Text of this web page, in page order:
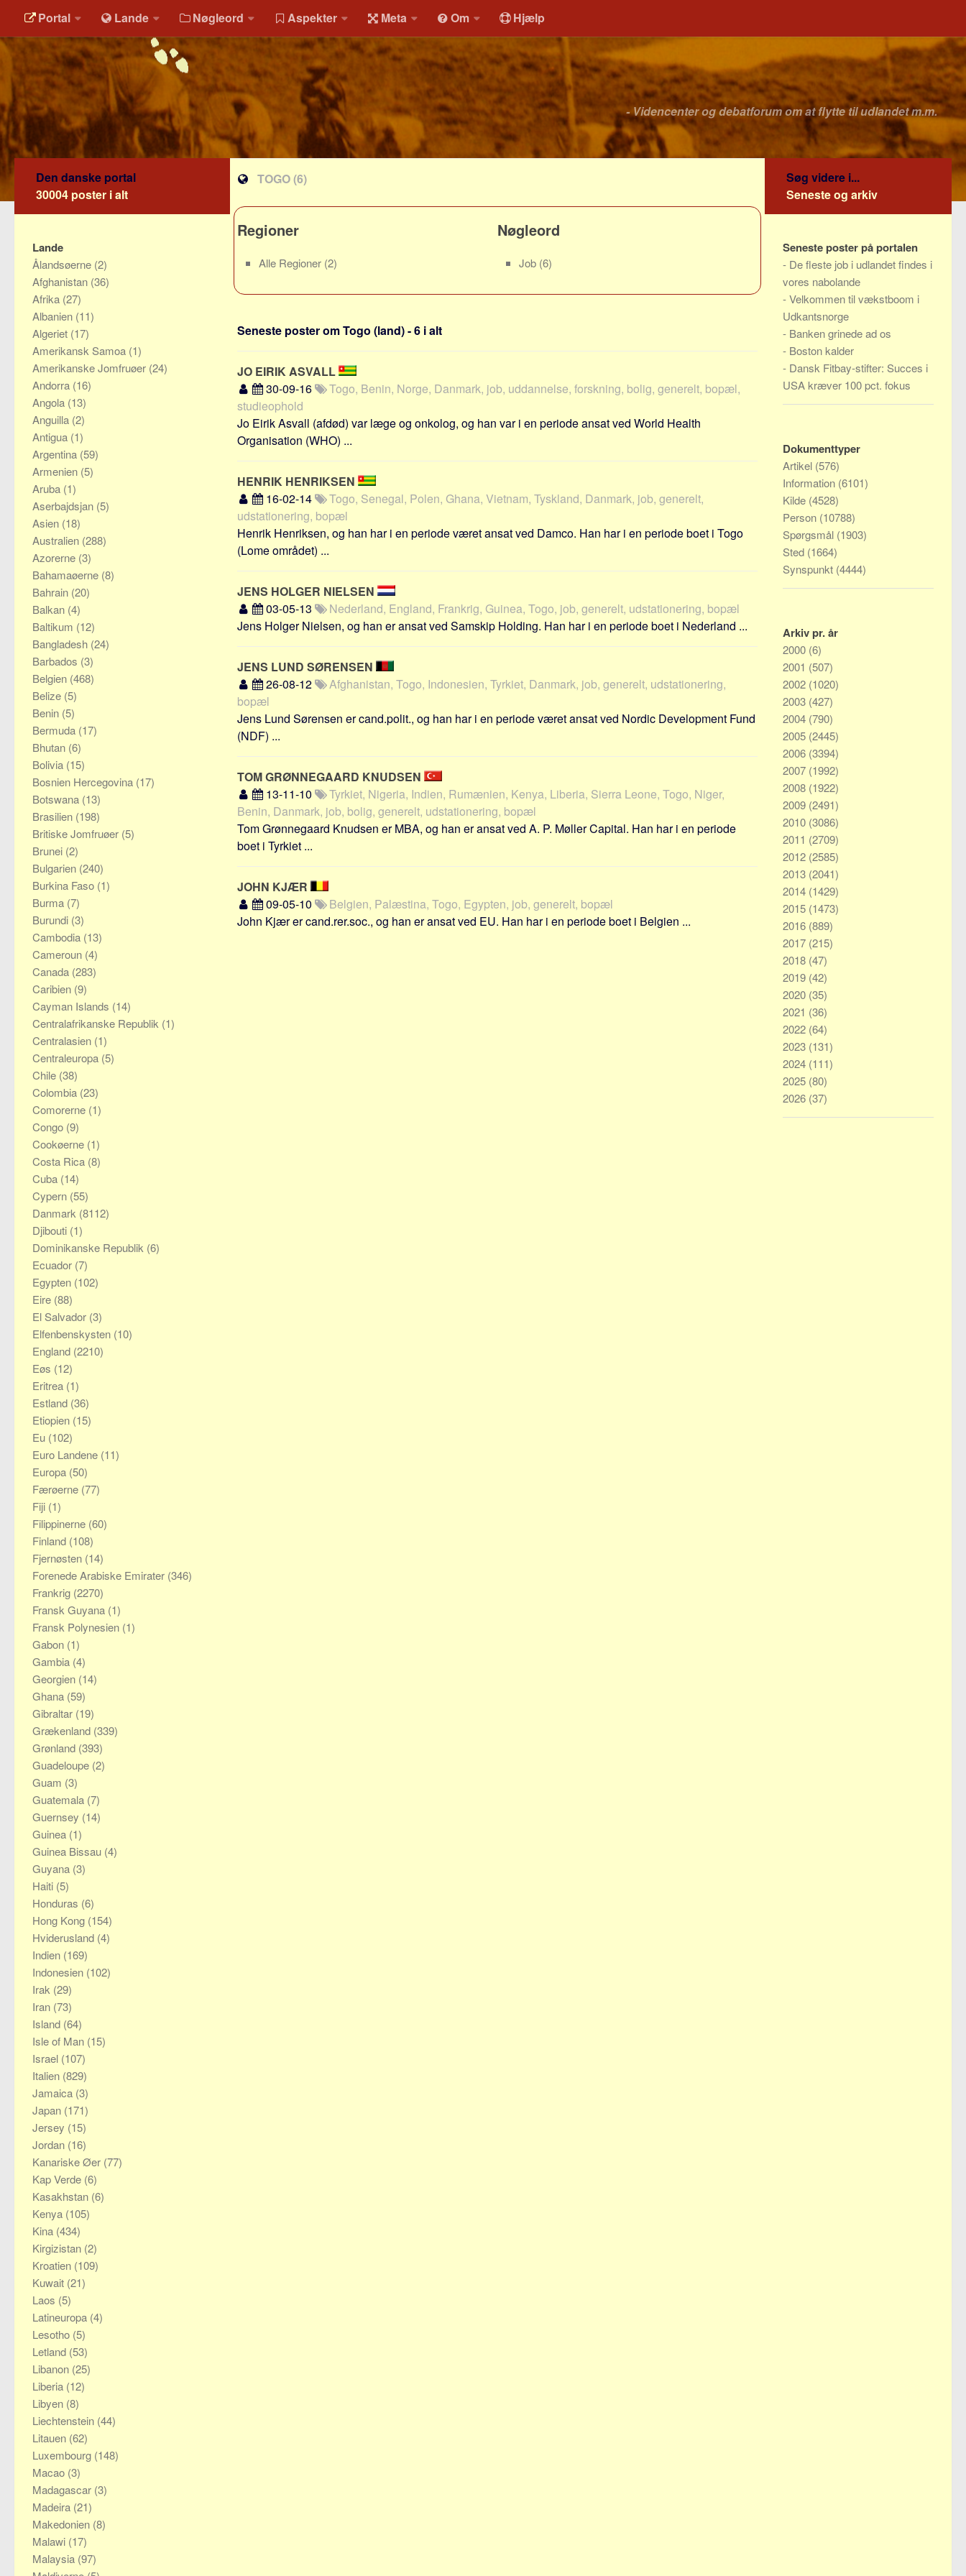
Portal Lande Nøgleord Aspekter Meta Om Hjælp
- Videncenter og debatforum om at flytte til udlandet m.m.
TOGO(6)
Regioner
Alle Regioner (2)
Nøgleord
Job (6)
Seneste poster om Togo (land) - 6 i alt
JO EIRIK ASVALL
30-09-16
Togo, Benin, Norge, Danmark, job, uddannelse, forskning, bolig, generelt, bopæl,
studieophold
Jo Eirik Asvall (afdød) var læge og onkolog, og han var i en periode ansat ved World Health
Organisation (WHO) ...
HENRIK HENRIKSEN
16-02-14
Togo, Senegal, Polen, Ghana, Vietnam, Tyskland, Danmark, job, generelt,
udstationering, bopæl
Henrik Henriksen, og han har i en periode været ansat ved Damco. Han har i en periode boet i Togo
(Lome området) ...
JENS HOLGER NIELSEN
03-05-13
Nederland, England, Frankrig, Guinea, Togo, job, generelt, udstationering, bopæl
Jens Holger Nielsen, og han er ansat ved Samskip Holding. Han har i en periode boet i Nederland ...
JENS LUND SØRENSEN
26-08-12
Afghanistan, Togo, Indonesien, Tyrkiet, Danmark, job, generelt, udstationering,
bopæl
Jens Lund Sørensen er cand.polit., og han har i en periode været ansat ved Nordic Development Fund
(NDF) ...
TOM GRØNNEGAARD KNUDSEN
13-11-10
Tyrkiet, Nigeria, Indien, Rumænien, Kenya, Liberia, Sierra Leone, Togo, Niger,
Benin, Danmark, job, bolig, generelt, udstationering, bopæl
Tom Grønnegaard Knudsen er MBA, og han er ansat ved A. P. Møller Capital. Han har i en periode
boet i Tyrkiet ...
JOHN KJÆR
09-05-10
Belgien, Palæstina, Togo, Egypten, job, generelt, bopæl
John Kjær er cand.rer.soc., og han er ansat ved EU. Han har i en periode boet i Belgien ...
Den danske portal
30004 poster i alt
Lande
Ålandsøerne (2)
Afghanistan (36)
Afrika (27)
Albanien (11)
Algeriet (17)
Amerikansk Samoa (1)
Amerikanske Jomfruøer (24)
Andorra (16)
Angola (13)
Anguilla (2)
Antigua (1)
Argentina (59)
Armenien (5)
Aruba (1)
Aserbajdsjan (5)
Asien (18)
Australien (288)
Azorerne (3)
Bahamaøerne (8)
Bahrain (20)
Balkan (4)
Baltikum (12)
Bangladesh (24)
Barbados (3)
Belgien (468)
Belize (5)
Benin (5)
Bermuda (17)
Bhutan (6)
Bolivia (15)
Bosnien Hercegovina (17)
Botswana (13)
Brasilien (198)
Britiske Jomfruøer (5)
Brunei (2)
Bulgarien (240)
Burkina Faso (1)
Burma (7)
Burundi (3)
Cambodia (13)
Cameroun (4)
Canada (283)
Caribien (9)
Cayman Islands (14)
Centralafrikanske Republik (1)
Centralasien (1)
Centraleuropa (5)
Chile (38)
Colombia (23)
Comorerne (1)
Congo (9)
Cookøerne (1)
Costa Rica (8)
Cuba (14)
Cypern (55)
Danmark (8112)
Djibouti (1)
Dominikanske Republik (6)
Ecuador (7)
Egypten (102)
Eire (88)
El Salvador (3)
Elfenbenskysten (10)
England (2210)
Eøs (12)
Eritrea (1)
Estland (36)
Etiopien (15)
Eu (102)
Euro Landene (11)
Europa (50)
Færøerne (77)
Fiji (1)
Filippinerne (60)
Finland (108)
Fjernøsten (14)
Forenede Arabiske Emirater (346)
Frankrig (2270)
Fransk Guyana (1)
Fransk Polynesien (1)
Gabon (1)
Gambia (4)
Georgien (14)
Ghana (59)
Gibraltar (19)
Grækenland (339)
Grønland (393)
Guadeloupe (2)
Guam (3)
Guatemala (7)
Guernsey (14)
Guinea (1)
Guinea Bissau (4)
Guyana (3)
Haiti (5)
Honduras (6)
Hong Kong (154)
Hviderusland (4)
Indien (169)
Indonesien (102)
Irak (29)
Iran (73)
Island (64)
Isle of Man (15)
Israel (107)
Italien (829)
Jamaica (3)
Japan (171)
Jersey (15)
Jordan (16)
Kanariske Øer (77)
Kap Verde (6)
Kasakhstan (6)
Kenya (105)
Kina (434)
Kirgizistan (2)
Kroatien (109)
Kuwait (21)
Laos (5)
Latineuropa (4)
Lesotho (5)
Letland (53)
Libanon (25)
Liberia (12)
Libyen (8)
Liechtenstein (44)
Litauen (62)
Luxembourg (148)
Macao (3)
Madagascar (3)
Madeira (21)
Makedonien (8)
Malawi (17)
Malaysia (97)
Søg videre i...
Seneste og arkiv
Seneste poster på portalen
- De fleste job i udlandet findes i
vores nabolande
-Velkommen til vækstboom i
Udkantsnorge
- Banken grinede ad os
- Boston kalder
- Dansk Fitbay-stifter: Succes i
USA kræver 100 pct. fokus
Dokumenttyper
Artikel (576)
Information (6101)
Kilde (4528)
Person (10788)
Spørgsmål (1903)
Sted (1664)
Synspunkt (4444)
Arkiv pr. år
2000 (6)
2001 (507)
2002 (1020)
2003 (427)
2004 (790)
2005 (2445)
2006 (3394)
2007 (1992)
2008 (1922)
2009 (2491)
2010 (3086)
2011 (2709)
2012 (2585)
2013 (2041)
2014 (1429)
2015 (1473)
2016 (889)
2017 (215)
2018 (47)
2019 (42)
2020 (35)
2021 (36)
2022 (64)
2023 (131)
2024 (111)
2025 (80)
2026 (37)